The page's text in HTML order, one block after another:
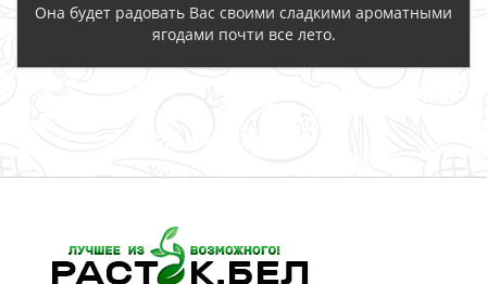
Она будет радовать Вас своими сладкими ароматными
ягодами почти все лето.